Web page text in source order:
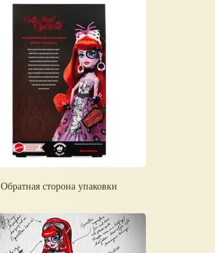
Обратная сторона упаковки